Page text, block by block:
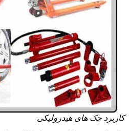
کاربرد جک های هیدرولیکی